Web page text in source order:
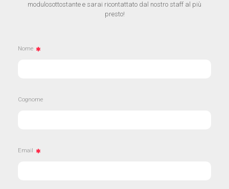
modulosottostante e sarai ricontattato dal nostro staff al più
presto!
Nome
Cognome
Email